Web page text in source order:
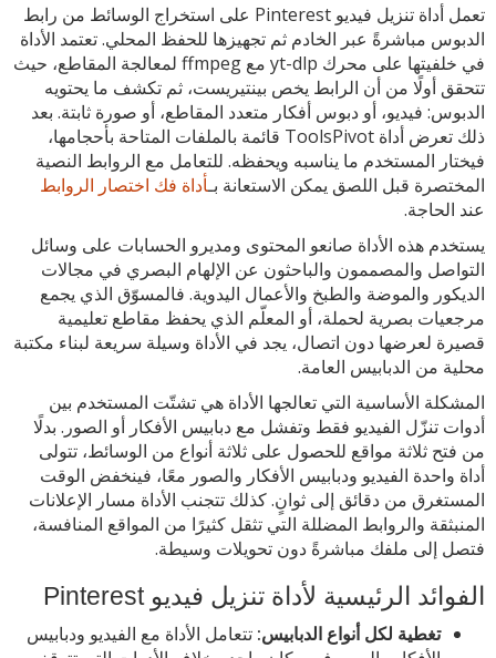
تعمل أداة تنزيل فيديو Pinterest على استخراج الوسائط من رابط
الدبوس مباشرةً عبر الخادم ثم تجهيزها للحفظ المحلي. تعتمد الأداة
في خلفيتها على محرك yt-dlp مع ffmpeg لمعالجة المقاطع، حيث
تتحقق أولًا من أن الرابط يخص بينتيريست، ثم تكشف ما يحتويه
الدبوس: فيديو، أو دبوس أفكار متعدد المقاطع، أو صورة ثابتة. بعد
ذلك تعرض أداة ToolsPivot قائمة بالملفات المتاحة بأحجامها،
فيختار المستخدم ما يناسبه ويحفظه. للتعامل مع الروابط النصية
المختصرة قبل اللصق يمكن الاستعانة بـأداة فك اختصار الروابط
عند الحاجة.
يستخدم هذه الأداة صانعو المحتوى ومديرو الحسابات على وسائل
التواصل والمصممون والباحثون عن الإلهام البصري في مجالات
الديكور والموضة والطبخ والأعمال اليدوية. فالمسوّق الذي يجمع
مرجعيات بصرية لحملة، أو المعلّم الذي يحفظ مقاطع تعليمية
قصيرة لعرضها دون اتصال، يجد في الأداة وسيلة سريعة لبناء مكتبة
محلية من الدبابيس العامة.
المشكلة الأساسية التي تعالجها الأداة هي تشتّت المستخدم بين
أدوات تنزّل الفيديو فقط وتفشل مع دبابيس الأفكار أو الصور. بدلًا
من فتح ثلاثة مواقع للحصول على ثلاثة أنواع من الوسائط، تتولى
أداة واحدة الفيديو ودبابيس الأفكار والصور معًا، فينخفض الوقت
المستغرق من دقائق إلى ثوانٍ. كذلك تتجنب الأداة مسار الإعلانات
المنبثقة والروابط المضللة التي تثقل كثيرًا من المواقع المنافسة،
فتصل إلى ملفك مباشرةً دون تحويلات وسيطة.
الفوائد الرئيسية لأداة تنزيل فيديو Pinterest
تغطية لكل أنواع الدبابيس: تتعامل الأداة مع الفيديو ودبابيس